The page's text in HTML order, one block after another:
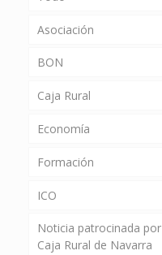
Asociación
BON
Caja Rural
Economía
Formación
ICO
Noticia patrocinada por
Caja Rural de Navarra